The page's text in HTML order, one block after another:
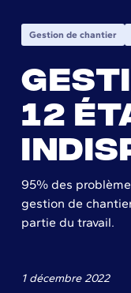
!
Gestion de chantier
12
95% des
gestion de
partie du travail.
1 décembre 2022